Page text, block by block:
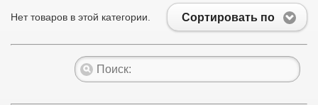
Сортировать по
Нет товаров в этой категории.